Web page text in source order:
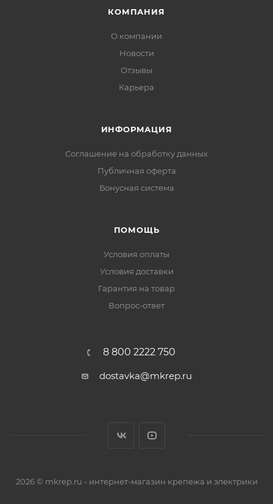
КОМПАНИЯ
О компании
Новости
Отзывы
Карьера
ИНФОРМАЦИЯ
Соглашение на обработку данных
Публичная оферта
Бонусная система
ПОМОЩЬ
Условия оплаты
Условия доставки
Гарантия на товар
Вопрос-ответ
8 800 2222 750
dostavka@mkrep.ru
2026 © mkrep.ru - интернет-магазин крепежа и электрики